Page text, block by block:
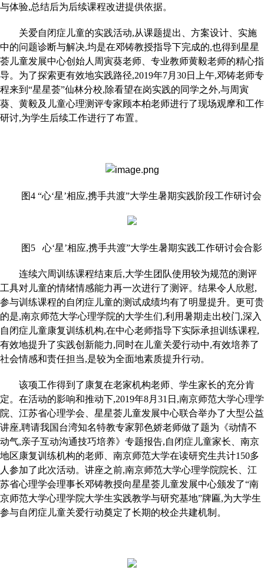
与体验,总结后为后续课程改进提供依据。
关爱自闭症儿童的实践活动,从课题提出、方案设计、实施
中的问题诊断与解决,均是在邓铸教授指导下完成的,也得到星星
荟儿童发展中心创始人周寅葵老师、专业教师黄毅老师的精心指
导。为了探索更有效地实践路径,2019年7月30日上午,邓铸老师专
程来到“星星荟”仙林分校,除看望在岗实践的同学之外,与周寅
葵、黄毅及儿童心理测评专家顾本柏老师进行了现场观摩和工作
研讨,为学生后续工作进行了布置。
图4 “心‘星’相应,携手共渡”大学生暑期实践阶段工作研讨会
图5 心‘星’相应,携手共渡”大学生暑期实践工作研讨会合影
连续六周训练课程结束后,大学生团队使用较为规范的测评
工具对儿童的情绪情感能力再一次进行了测评。结果令人欣慰,
参与训练课程的自闭症儿童的测试成绩均有了明显提升。更可贵
的是,南京师范大学心理学院的大学生们,利用暑期走出校门,深入
自闭症儿童康复训练机构,在中心老师指导下实际承担训练课程,
有效地提升了实践创新能力,同时在儿童关爱行动中,有效培养了
社会情感和责任担当,是较为全面地素质提升行动。
该项工作得到了康复在老家机构老师、学生家长的充分肯
定。在活动的影响和推动下,2019年8月31日,南京师范大学心理学
院、江苏省心理学会、星星荟儿童发展中心联合举办了大型公益
讲座,聘请我国台湾知名特教专家郭色娇老师做了题为《动情不
动气,亲子互动沟通技巧培养》专题报告,自闭症儿童家长、南京
地区康复训练机构的老师、南京师范大学在读研究生共计150多
人参加了此次活动。讲座之前,南京师范大学心理学院院长、江
苏省心理学会理事长邓铸教授向星星荟儿童发展中心颁发了“南
京师范大学心理学院大学生实践教学与研究基地”牌匾,为大学生
参与自闭症儿童关爱行动奠定了长期的校企共建机制。